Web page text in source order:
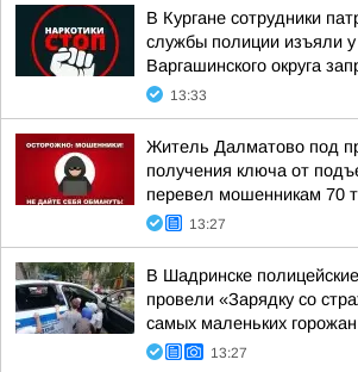
В Кургане сотрудники
службы полиции изъяли
Варгашинского округа
13:33
Житель Далматово под
получения ключа от
перевел мошенникам 70
13:27
В Шадринске
провели «Зарядку со
самых маленьких горожан
13:27